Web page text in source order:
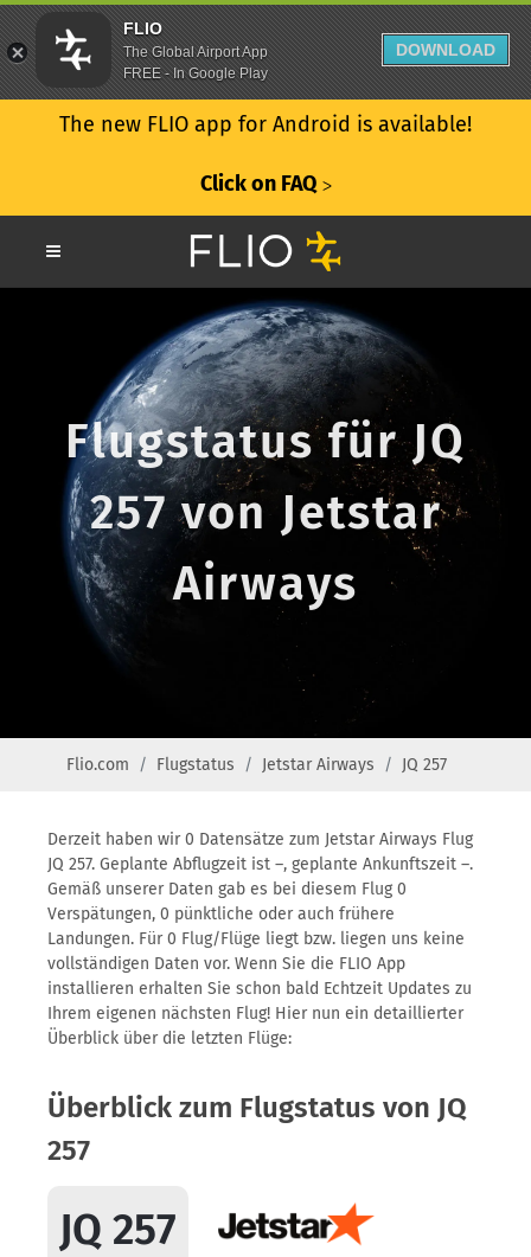
The new FLIO app for Android is available!
Click on FAQ ᐳ
Flugstatus für JQ
257 von Jetstar
Airways
Flio.com Flugstatus Jetstar Airways JQ 257
Derzeit haben wir 0 Datensätze zum Jetstar Airways Flug
JQ 257. Geplante Abflugzeit ist –, geplante Ankunftszeit –.
Gemäß unserer Daten gab es bei diesem Flug 0
Verspätungen, 0 pünktliche oder auch frühere
Landungen. Für 0 Flug/Flüge liegt bzw. liegen uns keine
vollständigen Daten vor. Wenn Sie die FLIO App
installieren erhalten Sie schon bald Echtzeit Updates zu
Ihrem eigenen nächsten Flug! Hier nun ein detaillierter
Überblick über die letzten Flüge:
Überblick zum Flugstatus von JQ
257
JQ 257
FLIO
The Global Airport App
FREE - In Google Play
DOWNLOAD